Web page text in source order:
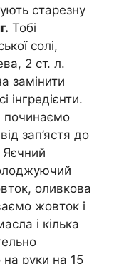
старезну
Тобі
солі,
2 ст. л.
замінити
інгредієнти.
починаємо
зап’ястя до
Яєчний
оливкова
жовток і
і кілька
руки на 15